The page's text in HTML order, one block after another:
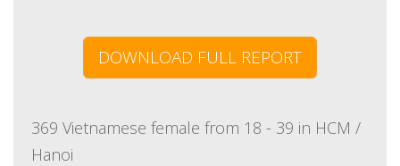
DOWNLOAD FULL REPORT
369 Vietnamese female from 18 - 39 in HCM /
Hanoi